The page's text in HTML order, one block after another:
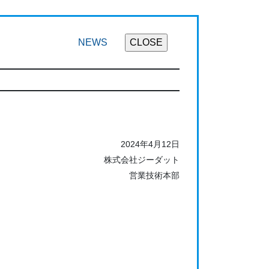
NEWS
2024年4月12日
株式会社ジーダット
営業技術本部